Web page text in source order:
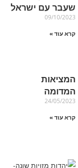
שעבר עם ישראל
09/10/2023
קרא עוד »
המציאות
המדומה
24/05/2023
קרא עוד »